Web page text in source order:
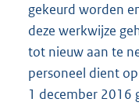
gekeurd worden
deze werkwijze
tot nieuw aan te
personeel dient
1 december 2016